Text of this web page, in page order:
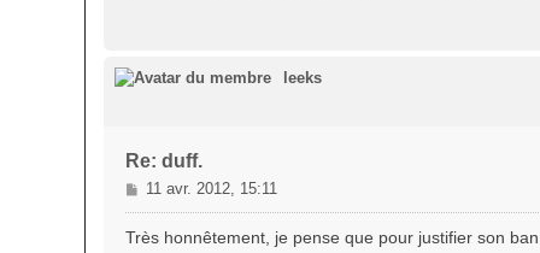
e
leeks
Re: duff.
M
e
s
11 avr. 2012, 15:11
Très honnêtement, je pense que pour justifier son